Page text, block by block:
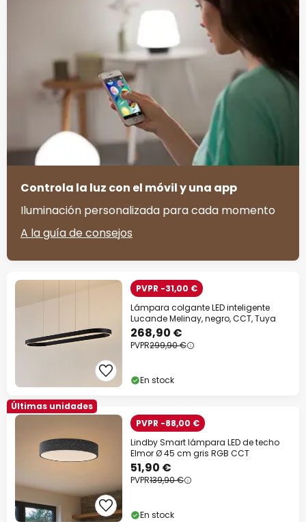
Controla la luz con el móvil y una app
Iluminación personalizada para cada momento
A la guía de consejos
PVPR -31,00 €
Lámpara colgante LED inteligente
Lucande Melinay, negro, CCT, Tuya
268,90 €
PVPR299,90 €
En stock
Últimas unidades
PVPR -88,00 €
Lindby Smart lámpara LED de techo
Elmor Ø 45 cm gris RGB CCT
51,90 €
PVPR139,90 €
En stock